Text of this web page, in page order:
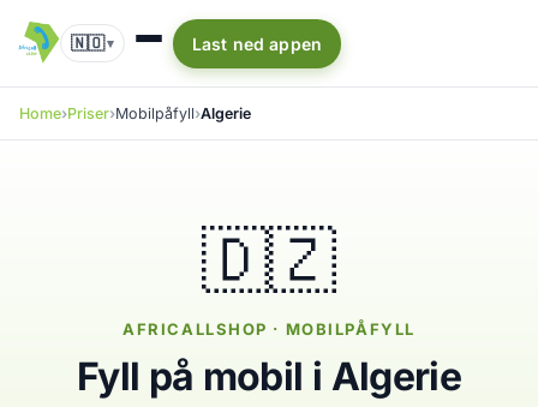
🇳🇴▾ Last ned appen
Home Priser Mobilpåfyll Algerie
🇩🇿
AFRICALLSHOP · MOBILPÅFYLL
Fyll på mobil i Algerie